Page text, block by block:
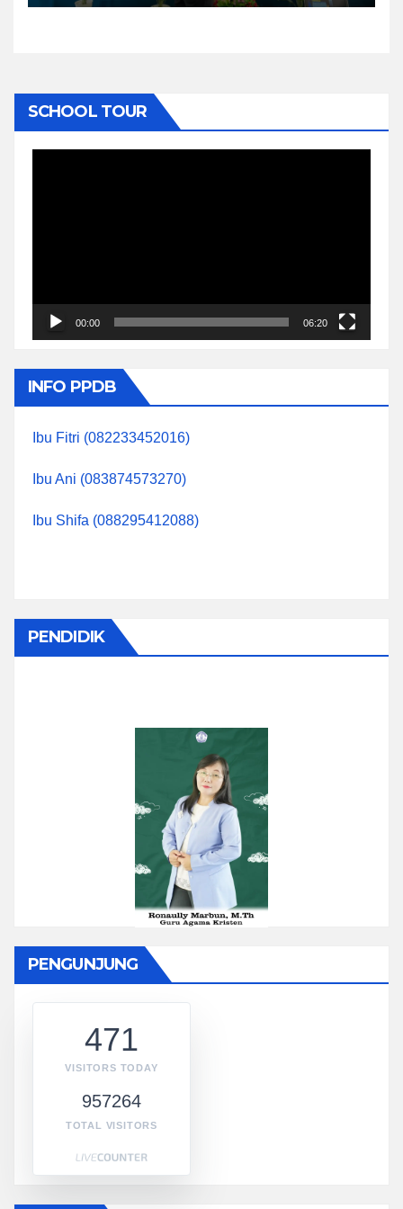
SCHOOL TOUR
00:00 06:20
INFO PPDB
Ibu Fitri (082233452016)
Ibu Ani (083874573270)
Ibu Shifa (088295412088)
PENDIDIK
PENGUNJUNG
471
VISITORS TODAY
957264
TOTAL VISITORS